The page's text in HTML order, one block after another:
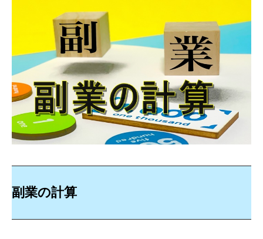
副業の計算